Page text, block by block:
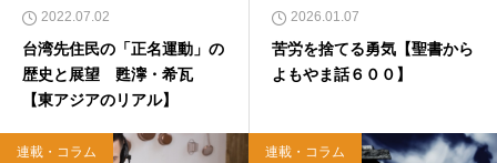
2022.07.02
台湾先住民の「正名運動」の
歴史と展望 甦濘・希瓦
【東アジアのリアル】
2026.01.07
苦労を捨てる勇気【聖書から
よもやま話６００】
連載・コラム 連載・コラム